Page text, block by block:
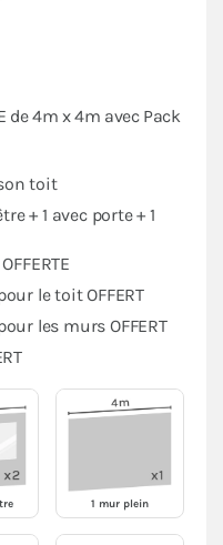
de 4m x 4m avec Pack
toit
+ 1 avec porte + 1
le toit OFFERT
les murs OFFERT
1 mur plein